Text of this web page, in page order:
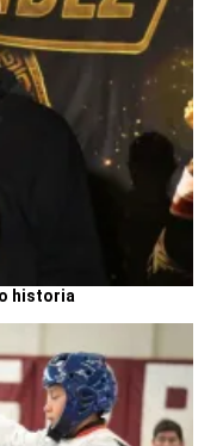
historia